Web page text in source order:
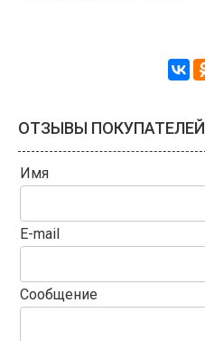
ОТЗЫВЫ ПОКУПАТЕЛЕЙ
Имя
E-mail
Сообщение